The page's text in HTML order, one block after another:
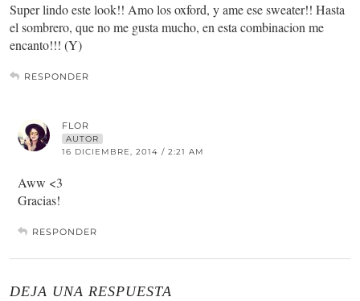
Super lindo este look!! Amo los oxford, y ame ese sweater!! Hasta
el sombrero, que no me gusta mucho, en esta combinacion me
encanto!!! (Y)
RESPONDER
FLOR
AUTOR
16 DICIEMBRE, 2014 / 2:21 AM
Aww <3
Gracias!
RESPONDER
DEJA UNA RESPUESTA